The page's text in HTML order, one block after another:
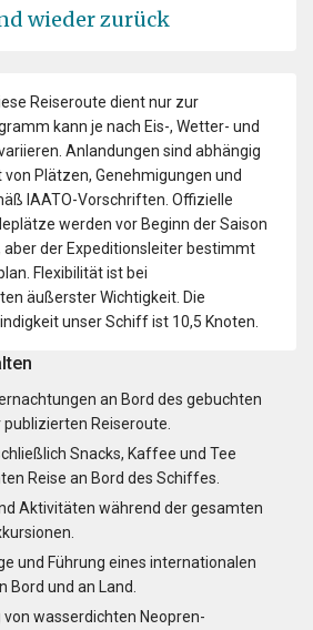
wieder zurück
Reiseroute dient nur zur
kann je nach Eis-, Wetter- und
Anlandungen sind abhängig
Plätzen, Genehmigungen und
IAATO-Vorschriften. Offizielle
werden vor Beginn der Saison
der Expeditionsleiter bestimmt
Flexibilität ist bei
äußerster Wichtigkeit. Die
unser Schiff ist 10,5 Knoten.
an Bord des gebuchten
Reiseroute.
Snacks, Kaffee und Tee
Reise an Bord des Schiffes.
Aktivitäten während der gesamten
und Führung eines internationalen
Bord und an Land.
von wasserdichten Neopren-